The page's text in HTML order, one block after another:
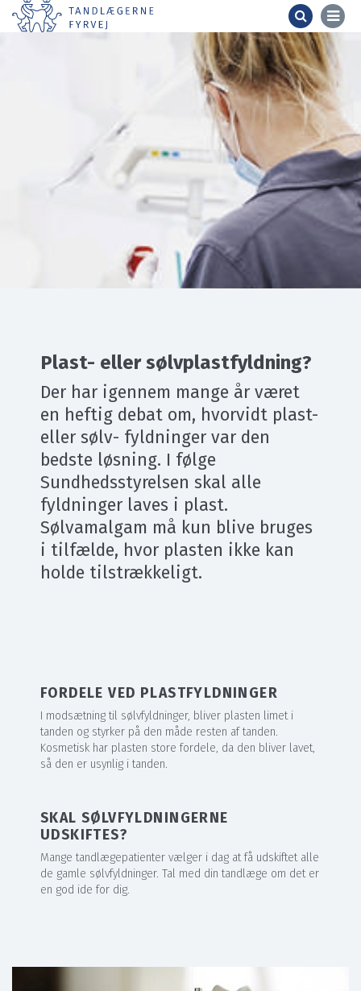
Plast- eller sølvplastfyldning?
Der har igennem mange år været
en heftig debat om, hvorvidt plast-
eller sølv- fyldninger var den
bedste løsning. I følge
Sundhedsstyrelsen skal alle
fyldninger laves i plast.
Sølvamalgam må kun blive bruges
i tilfælde, hvor plasten ikke kan
holde tilstrækkeligt.
FORDELE VED PLASTFYLDNINGER
I modsætning til sølvfyldninger, bliver plasten limet i
tanden og styrker på den måde resten af tanden.
Kosmetisk har plasten store fordele, da den bliver lavet,
så den er usynlig i tanden.
SKAL SØLVFYLDNINGERNE
UDSKIFTES?
Mange tandlægepatienter vælger i dag at få udskiftet alle
de gamle sølvfyldninger. Tal med din tandlæge om det er
en god ide for dig.